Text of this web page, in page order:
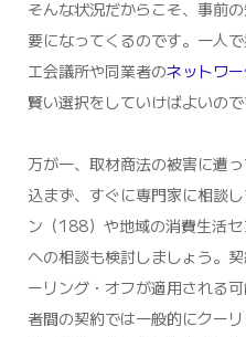
そんな状況だからこそ、事前
要になってくるのです。一人
工会議所や同業者のネットワー
賢い選択をしていけばよいので
万が一、取材商法の被害に遭
込まず、すぐに専門家に相談
ン（188）や地域の消費生活
への相談も検討しましょう。
ーリング・オフが適用される
者間の契約では一般的にクー